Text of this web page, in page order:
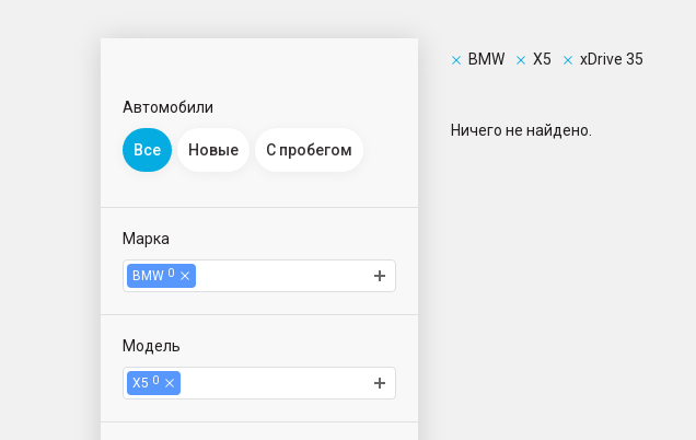
Автомобили
Все Новые С пробегом
Марка
BMW 0
Модель
X5 0
BMW X5 xDrive 35
Ничего не найдено.